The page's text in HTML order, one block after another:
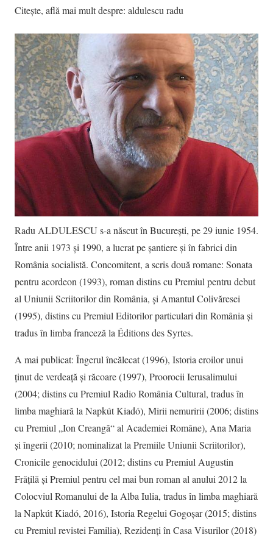
Citește, află mai mult despre: aldulescu radu
Radu ALDULESCU s-a născut în București, pe 29 iunie 1954.
Între anii 1973 și 1990, a lucrat pe șantiere și în fabrici din
România socialistă. Concomitent, a scris două romane: Sonata
pentru acordeon (1993), roman distins cu Premiul pentru debut
al Uniunii Scriitorilor din România, și Amantul Colivăresei
(1995), distins cu Premiul Editorilor particulari din România și
tradus în limba franceză la Éditions des Syrtes.
A mai publicat: Îngerul încălecat (1996), Istoria eroilor unui
ținut de verdeață și răcoare (1997), Proorocii Ierusalimului
(2004; distins cu Premiul Radio România Cultural, tradus în
limba maghiară la Napkút Kiadó), Mirii nemuririi (2006; distins
cu Premiul „Ion Creangă“ al Academiei Române), Ana Maria
și îngerii (2010; nominalizat la Premiile Uniunii Scriitorilor),
Cronicile genocidului (2012; distins cu Premiul Augustin
Frățilă și Premiul pentru cel mai bun roman al anului 2012 la
Colocviul Romanului de la Alba Iulia, tradus în limba maghiară
la Napkút Kiadó, 2016), Istoria Regelui Gogoșar (2015; distins
cu Premiul revistei Familia), Rezidenți în Casa Visurilor (2018)